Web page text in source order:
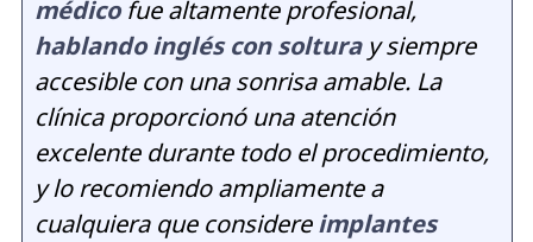
médicofue altamente profesional,
hablando inglés con solturay siempre
accesible con una sonrisa amable. La
clínica proporcionó una atención
excelente durante todo el procedimiento,
y lo recomiendo ampliamente a
cualquiera que considereimplantes